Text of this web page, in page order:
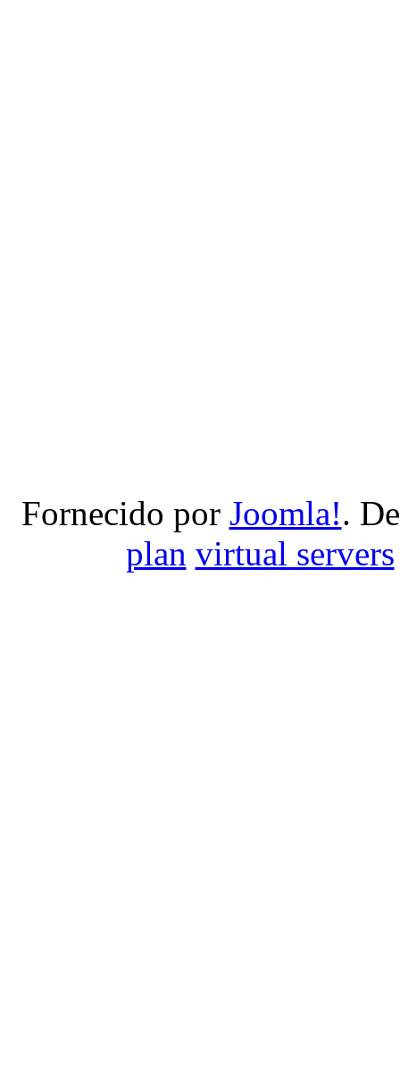
Fornecido por Joomla!.
plan virtual servers